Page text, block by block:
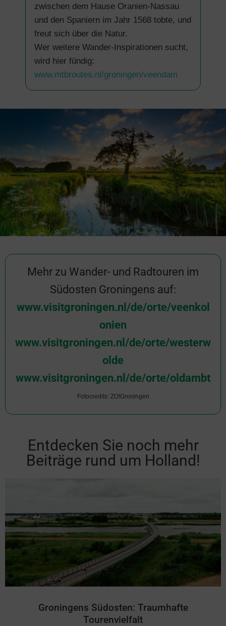
zwischen dem Hause Oranien-Nassau
und den Spaniern im Jahr 1568 tobte, und
freut sich über die Natur.
Wer weitere Wander-Inspirationen sucht,
wird hier fündig:
www.mtbroutes.nl/groningen/veendam
Mehr zu Wander- und Radtouren im
Südosten Groningens auf:
www.visitgroningen.nl/de/orte/veenkol
onien
www.visitgroningen.nl/de/orte/westerw
olde
www.visitgroningen.nl/de/orte/oldambt
Fotocredits: ZO!Groningen
Entdecken Sie noch mehr
Beiträge rund um Holland!
Groningens Südosten: Traumhafte
Tourenvielfalt​